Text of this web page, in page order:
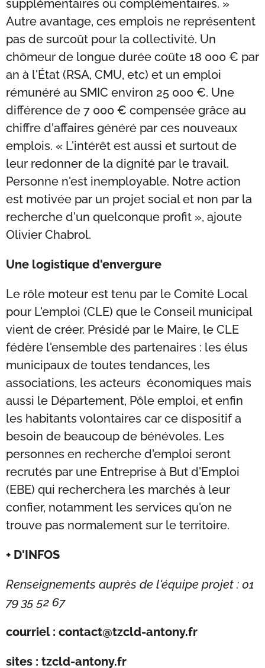
supplémentaires ou complémentaires. »
Autre avantage, ces emplois ne représentent
pas de surcoût pour la collectivité. Un
chômeur de longue durée coûte 18 000 € par
an à l'État (RSA, CMU, etc) et un emploi
rémunéré au SMIC environ 25 000 €. Une
différence de 7 000 € compensée grâce au
chiffre d'affaires généré par ces nouveaux
emplois. « L'intérêt est aussi et surtout de
leur redonner de la dignité par le travail.
Personne n'est inemployable. Notre action
est motivée par un projet social et non par la
recherche d'un quelconque profit », ajoute
Olivier Chabrol.
Une logistique d'envergure
Le rôle moteur est tenu par le Comité Local
pour L'emploi (CLE) que le Conseil municipal
vient de créer. Présidé par le Maire, le CLE
fédère l'ensemble des partenaires : les élus
municipaux de toutes tendances, les
associations, les acteurs économiques mais
aussi le Département, Pôle emploi, et enfin
les habitants volontaires car ce dispositif a
besoin de beaucoup de bénévoles. Les
personnes en recherche d'emploi seront
recrutés par une Entreprise à But d'Emploi
(EBE) qui recherchera les marchés à leur
confier, notamment les services qu'on ne
trouve pas normalement sur le territoire.
+ D'INFOS
Renseignements auprès de l'équipe projet : 01
79 35 52 67
courriel : contact@tzcld-antony.fr
sites : tzcld-antony.fr